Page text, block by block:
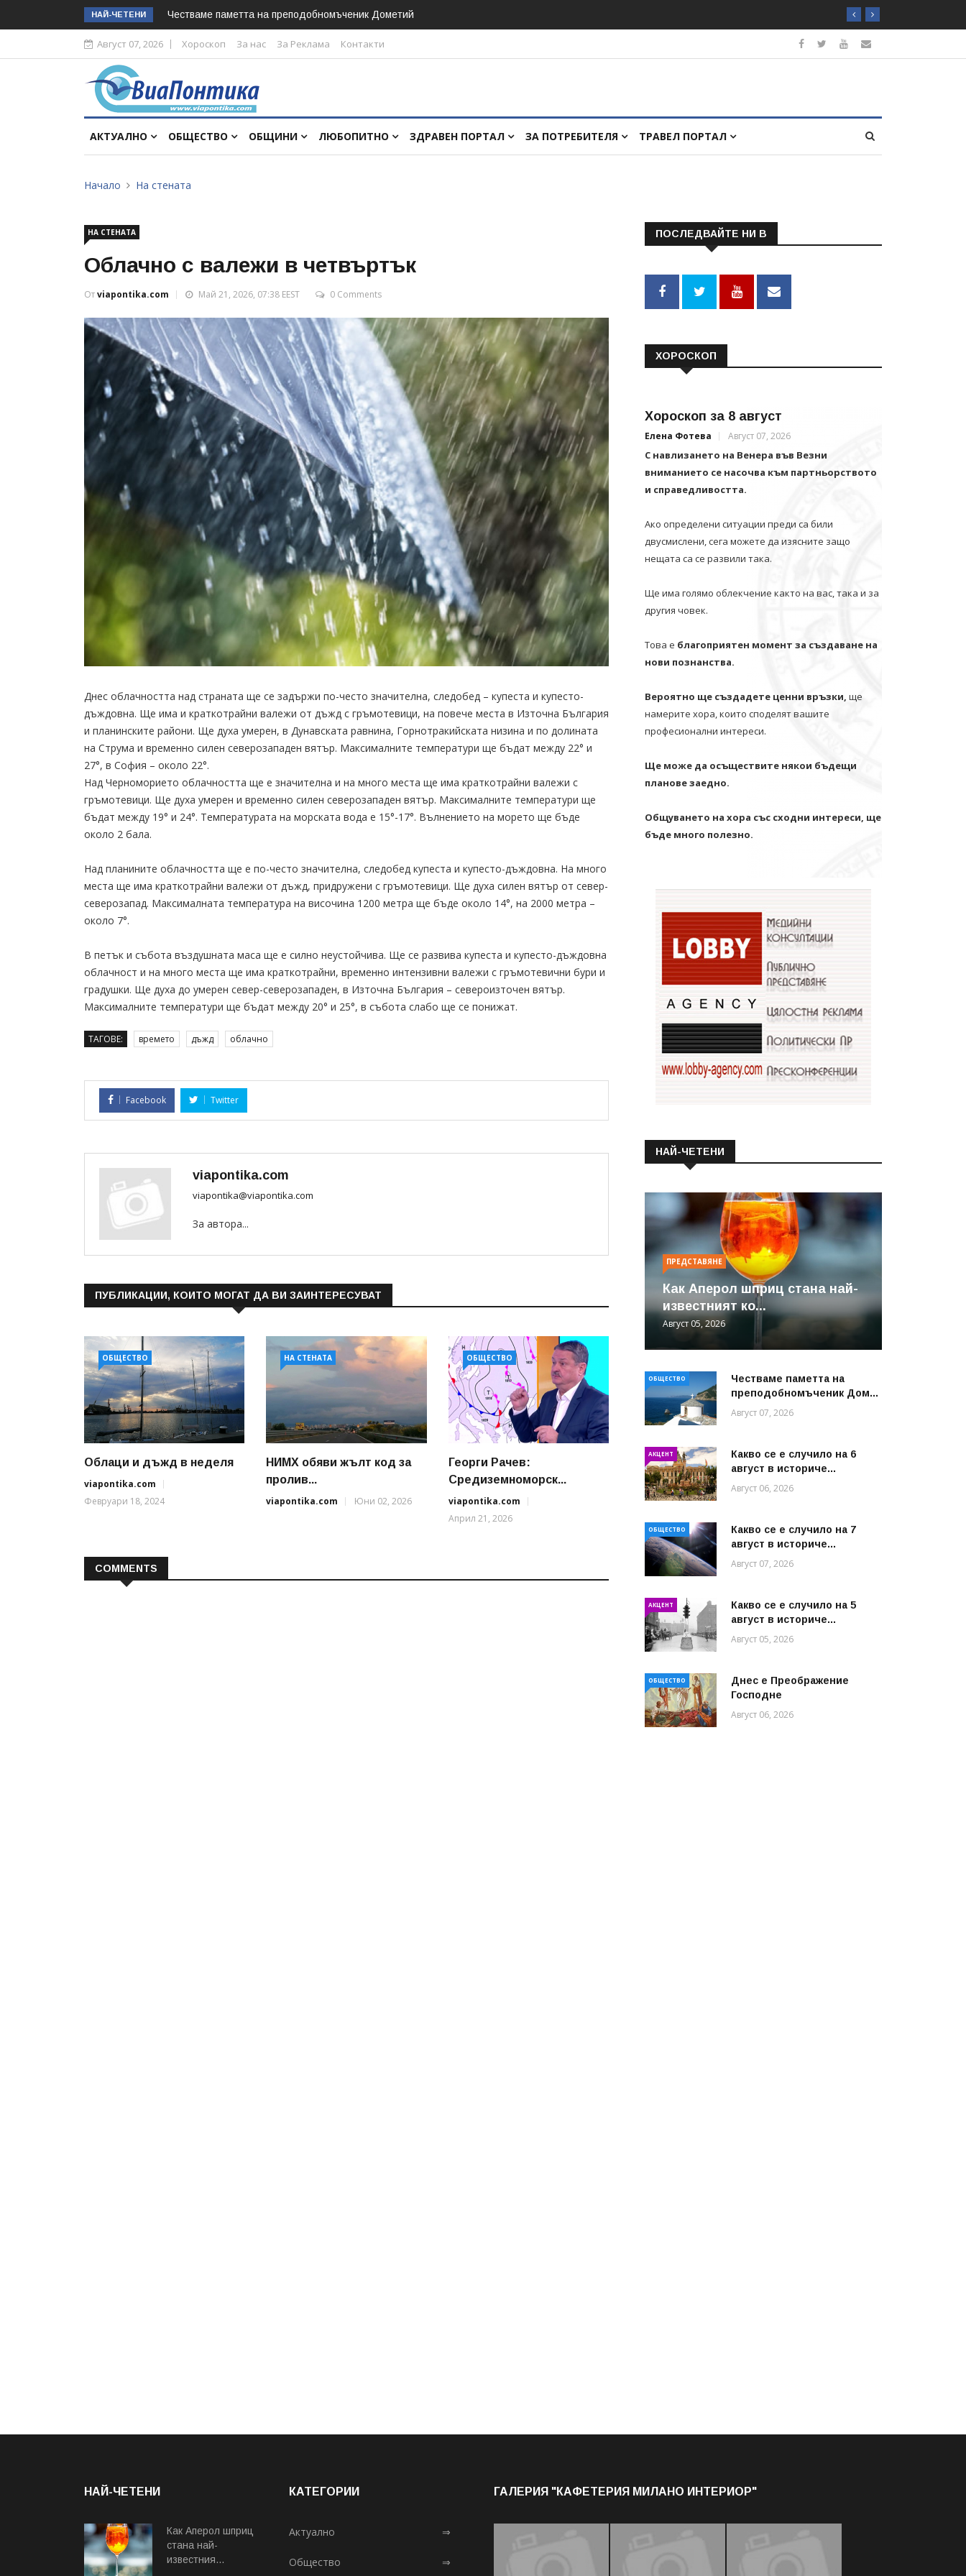
НАЙ-ЧЕТЕНИ Честваме паметта на преподобномъченик Дометий
Август 07, 2026 Хороскоп За нас За Реклама Контакти
АКТУАЛНО ОБЩЕСТВО ОБЩИНИ ЛЮБОПИТНО ЗДРАВЕН ПОРТАЛ ЗА ПОТРЕБИТЕЛЯ ТРАВЕЛ ПОРТАЛ
Начало На стената
НА СТЕНАТА
Облачно с валежи в четвъртък
Отviapontika.com Май 21, 2026, 07:38 EEST 0 Comments
Днес облачността над страната ще се задържи по-често значителна, следобед – купеста и купесто-
дъждовна. Ще има и краткотрайни валежи от дъжд с гръмотевици, на повече места в Източна България
и планинските райони. Ще духа умерен, в Дунавската равнина, Горнотракийската низина и по долината
на Струма и временно силен северозападен вятър. Максималните температури ще бъдат между 22° и
27°, в София – около 22°.
Над Черноморието облачността ще е значителна и на много места ще има краткотрайни валежи с
гръмотевици. Ще духа умерен и временно силен северозападен вятър. Максималните температури ще
бъдат между 19° и 24°. Температурата на морската вода е 15°-17°. Вълнението на морето ще бъде
около 2 бала.
Над планините облачността ще е по-често значителна, следобед купеста и купесто-дъждовна. На много
места ще има краткотрайни валежи от дъжд, придружени с гръмотевици. Ще духа силен вятър от север-
северозапад. Максималната температура на височина 1200 метра ще бъде около 14°, на 2000 метра –
около 7°.
В петък и събота въздушната маса ще е силно неустойчива. Ще се развива купеста и купесто-дъждовна
облачност и на много места ще има краткотрайни, временно интензивни валежи с гръмотевични бури и
градушки. Ще духа до умерен север-северозападен, в Източна България – североизточен вятър.
Максималните температури ще бъдат между 20° и 25°, в събота слабо ще се понижат.
ТАГОВЕ: времето дъжд облачно
Facebook Twitter
viapontika.com
viapontika@viapontika.com
За автора...
ПУБЛИКАЦИИ, КОИТО МОГАТ ДА ВИ ЗАИНТЕРЕСУВАТ
ОБЩЕСТВО
Облаци и дъжд в неделя
viapontika.com
Февруари 18, 2024
НА СТЕНАТА
НИМХ обяви жълт код за
пролив...
viapontika.com
Юни 02, 2026
ОБЩЕСТВО
Георги Рачев:
Средиземноморск...
viapontika.com
Април 21, 2026
COMMENTS
ПОСЛЕДВАЙТЕ НИ В
ХОРОСКОП
Хороскоп за 8 август
Елена Фотева Август 07, 2026
С навлизането на Венера във Везни
вниманието се насочва към партньорството
и справедливостта.
Ако определени ситуации преди са били
двусмислени, сега можете да изясните защо
нещата са се развили така.
Ще има голямо облекчение както на вас, така и за
другия човек.
Това е благоприятен момент за създаване на
нови познанства.
Вероятно ще създадете ценни връзки, ще
намерите хора, които споделят вашите
професионални интереси.
Ще може да осъществите някои бъдещи
планове заедно.
Общуването на хора със сходни интереси, ще
бъде много полезно.
НАЙ-ЧЕТЕНИ
ПРЕДСТАВЯНЕ
Как Аперол шприц стана най-
известният ко...
Август 05, 2026
ОБЩЕСТВО
Честваме паметта на
преподобномъченик Дом...
Август 07, 2026
АКЦЕНТ
Какво се е случило на 6
август в историче...
Август 06, 2026
ОБЩЕСТВО
Какво се е случило на 7
август в историче...
Август 07, 2026
АКЦЕНТ
Какво се е случило на 5
август в историче...
Август 05, 2026
ОБЩЕСТВО
Днес е Преображение
Господне
Август 06, 2026
НАЙ-ЧЕТЕНИ
Как Аперол шприц
стана най-
известния...
КАТЕГОРИИ
Актуално ⇒
Общество ⇒
ГАЛЕРИЯ "КАФЕТЕРИЯ МИЛАНО ИНТЕРИОР"